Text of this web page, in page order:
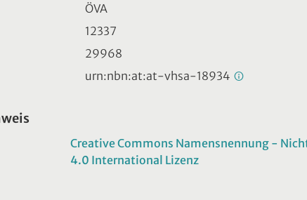
ÖVA
12337
29968
urn:nbn:at:at-vhsa-18934
Creative Commons Namensnennung -
4.0 International Lizenz